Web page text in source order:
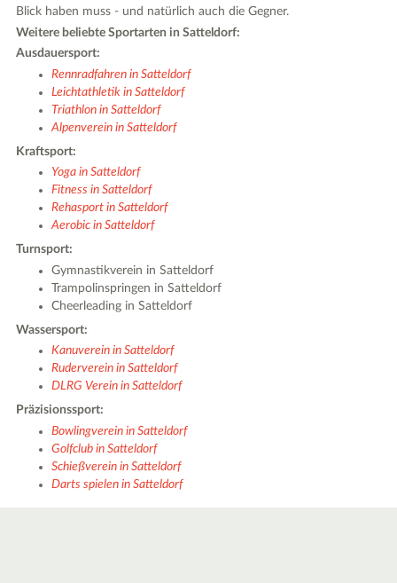
Blick haben muss - und natürlich auch die Gegner.
Weitere beliebte Sportarten in Satteldorf:
Ausdauersport:
Rennradfahren in Satteldorf
Leichtathletik in Satteldorf
Triathlon in Satteldorf
Alpenverein in Satteldorf
Kraftsport:
Yoga in Satteldorf
Fitness in Satteldorf
Rehasport in Satteldorf
Aerobic in Satteldorf
Turnsport:
Gymnastikverein in Satteldorf
Trampolinspringen in Satteldorf
Cheerleading in Satteldorf
Wassersport:
Kanuverein in Satteldorf
Ruderverein in Satteldorf
DLRG Verein in Satteldorf
Präzisionssport:
Bowlingverein in Satteldorf
Golfclub in Satteldorf
Schießverein in Satteldorf
Darts spielen in Satteldorf